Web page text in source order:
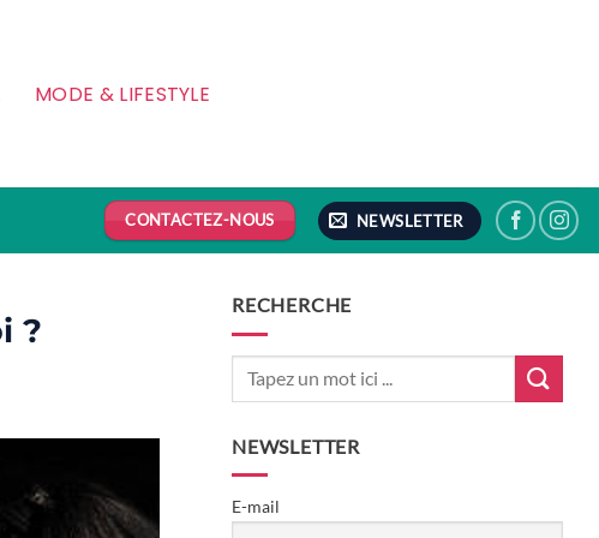
MODE & LIFESTYLE
CONTACTEZ-NOUS NEWSLETTER
?
RECHERCHE
NEWSLETTER
E-mail